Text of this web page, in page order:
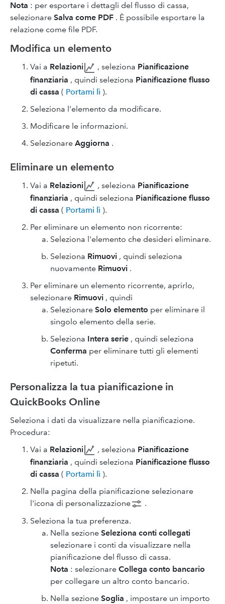
Nota : per esportare i dettagli del flusso di cassa,
selezionare Salva come PDF . È possibile esportare la
relazione come file PDF.
Modifica un elemento
Vai a Relazioni , seleziona Pianificazione
finanziaria , quindi seleziona Pianificazione flusso
di cassa ( Portami lì ).
Seleziona l'elemento da modificare.
Modificare le informazioni.
Selezionare Aggiorna .
Eliminare un elemento
Vai a Relazioni , seleziona Pianificazione
finanziaria , quindi seleziona Pianificazione flusso
di cassa ( Portami lì ).
Per eliminare un elemento non ricorrente:
Seleziona l'elemento che desideri eliminare.
Seleziona Rimuovi , quindi seleziona
nuovamente Rimuovi .
Per eliminare un elemento ricorrente, aprirlo,
selezionare Rimuovi , quindi
Selezionare Solo elemento per eliminare il
singolo elemento della serie.
Seleziona Intera serie , quindi seleziona
Conferma per eliminare tutti gli elementi
ripetuti.
Personalizza la tua pianificazione in
QuickBooks Online
Seleziona i dati da visualizzare nella pianificazione.
Procedura:
Vai a Relazioni , seleziona Pianificazione
finanziaria , quindi seleziona Pianificazione flusso
di cassa ( Portami lì ).
Nella pagina della pianificazione selezionare
l'icona di personalizzazione
.
Seleziona la tua preferenza.
Nella sezione Seleziona conti collegati
selezionare i conti da visualizzare nella
pianificazione del flusso di cassa.
Nota : selezionare Collega conto bancario
per collegare un altro conto bancario.
Nella sezione Soglia , impostare un importo